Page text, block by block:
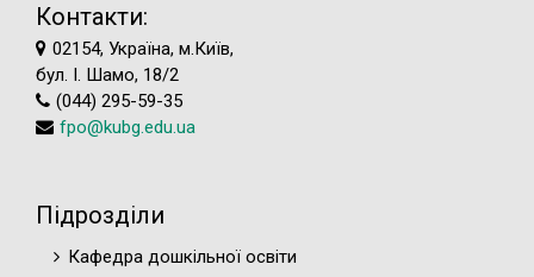
Контакти:
02154, Україна, м.Київ,
бул. І. Шамо, 18/2
(044) 295-59-35
fpo@kubg.edu.ua
Підрозділи
Кафедра дошкільної освіти